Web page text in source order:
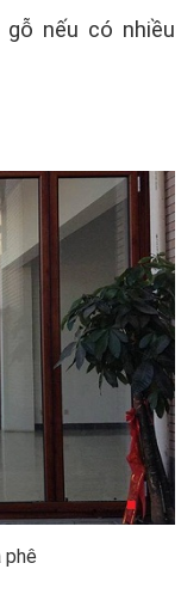
nếu có nhiều
phê